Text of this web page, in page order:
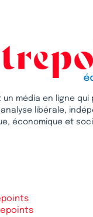
média en ligne qui
libérale,
économique et